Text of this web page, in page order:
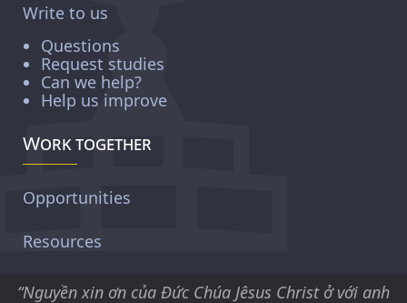
Write to us
Questions
Request studies
Can we help?
Help us improve
Work together
Opportunities
Resources
“Nguyền xin ơn của Ðức Chúa Jêsus Christ ở với anh